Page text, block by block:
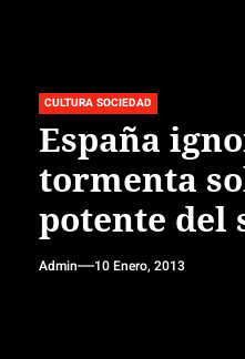
CULTURA SOCIEDAD
España
tormenta
potente del
Admin 10 Enero, 2013